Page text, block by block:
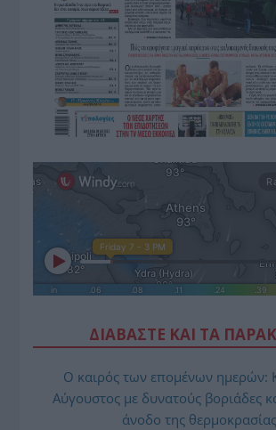
ΔΙΑΒΑΣΤΕ ΚΑΙ ΤΑ
Ο καιρός των επομένων ημερών:
Αύγουστος με δυνατούς βοριάδες
άνοδο της θερμοκρασίας